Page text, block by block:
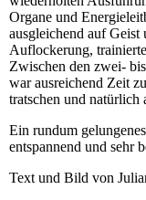
Organe und
ausgleichend auf
Auflockerung,
Zwischen den zwei-
war ausreichend Zeit
tratschen und natürlich
Ein rundum
entspannend und sehr
Text und Bild von